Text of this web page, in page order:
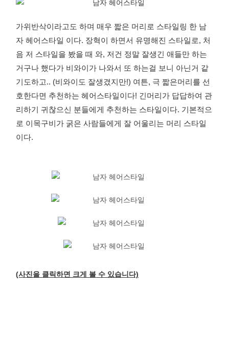
가위반삭이라고도 하며 매우 짧은 머리로 스타일링 한 남
자 헤어스타일 이다. 장혁이 하면서 유명해진 스타일로, 처
음 저 스타일을 봤을 때 와, 저건 정말 잘생긴 애들만 하는
거구나 했다가 비와이가 나와서 또 하는걸 보니 아닌거 같
기도하고.. (비와이도 잘생겼지만!) 여튼, 극 짧은머리를 선
호한다면 추천하는 헤어스타일이다! 긴머리가 답답하여 관
리하기 귀찮으신 분들에게 추천하는 스타일이다. 기본적으
로 이목구비가 굵은 사람들에게 잘 어울리는 머리 스타일
이다.
(사진을 클릭하면 크게 볼 수 있습니다)